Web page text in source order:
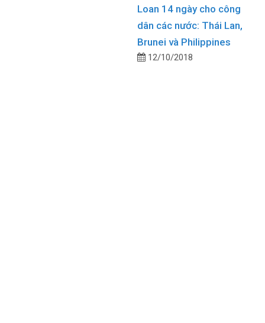
Loan 14 ngày cho công
dân các nước: Thái Lan,
Brunei và Philippines
12/10/2018